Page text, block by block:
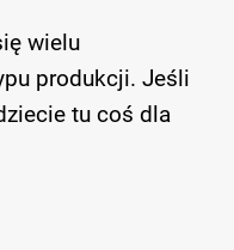
wielu
produkcji. Jeśli
tu coś dla